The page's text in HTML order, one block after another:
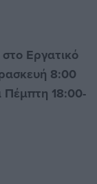
Εργατικό
8:00
Πέμπτη 18:00-